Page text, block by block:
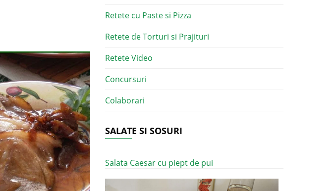
Retete cu Paste si Pizza
Retete de Torturi si Prajituri
Retete Video
Concursuri
Colaborari
SALATE SI SOSURI
Salata Caesar cu piept de pui